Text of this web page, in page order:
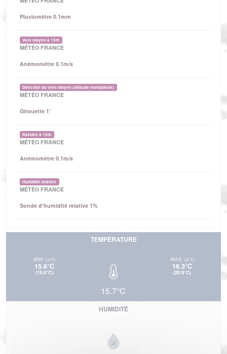
Pluviomètre 0.1mm
Vent moyen à 10m
MÉTÉO FRANCE
Anémomètre 0.1m/s
Direction du vent moyen (altitude normalisée)
MÉTÉO FRANCE
Girouette 1°
Rafales à 10m
MÉTÉO FRANCE
Anémomètre 0.1m/s
Humidité relative
MÉTÉO FRANCE
Sonde d'humidité relative 1%
TEMPÉRATURE
MIN.(J-1)
15.6°C
(15.0°C)
15.7°C
MAX. (J-1)
16.3°C
(20.9°C)
HUMIDITÉ